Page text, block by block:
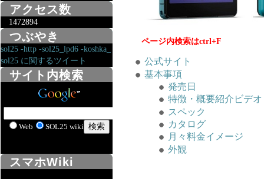
ページ内検索はctrl+F
公式サイト
基本事項
発売日
特徴・概要紹介ビデオ
スペック
カタログ
月々料金イメージ
外観
アクセス数
1472894
つぶやき
sol25 -http -sol25_lpd6 -koshka_
sol25 に関するツイート
サイト内検索
Web SOL25 wiki
スマホWiki